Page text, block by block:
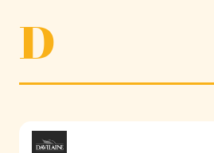
D
Davilaine membre du collectif